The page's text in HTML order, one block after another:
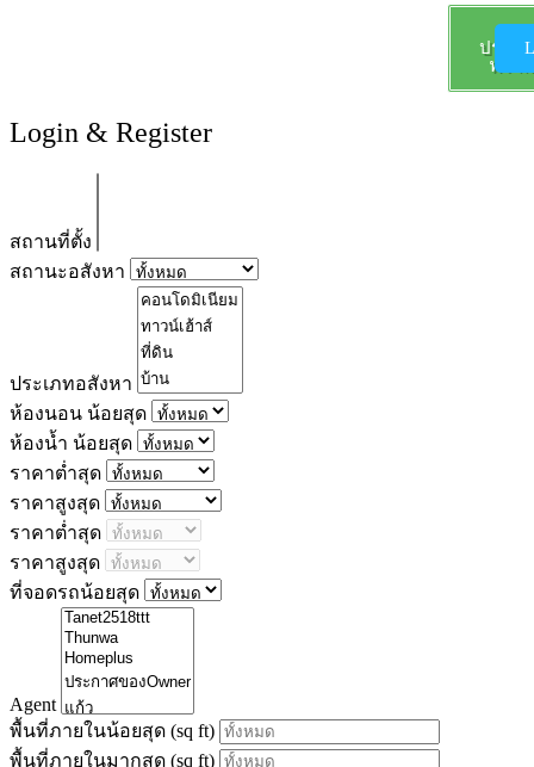
ลง
ประก
ฟรี !!!
Login & Register
สถานที่ตั้ง
สถานะอสังหา
ประเภทอสังหา
ห้องนอน น้อยสุด
ห้องน้ำ น้อยสุด
ราคาต่ำสุด
ราคาสูงสุด
ราคาต่ำสุด
ราคาสูงสุด
ที่จอดรถน้อยสุด
Agent
พื้นที่ภายในน้อยสุด (sq ft)
พื้นที่ภายในมากสุด (sq ft)